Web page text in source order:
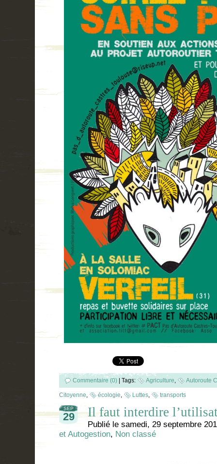
Commentaire (0) Tags: Agriculture, Autoroute
Citoyenne, écologie, Luttes, transports
SEP
29 Il faut interdire
Publié le samedi, 29 septembre
et Autogestion, Non classé